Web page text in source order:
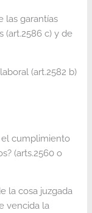
las garantías
(art.2586 c) y de
(art.2582 b)
el cumplimiento
(arts.2560 o
la cosa juzgada
vencida la